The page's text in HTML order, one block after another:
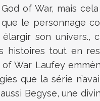
of War, mais
le personnage
son univers.,
histoires tout en
War Laufey
que la série
Begyse, une